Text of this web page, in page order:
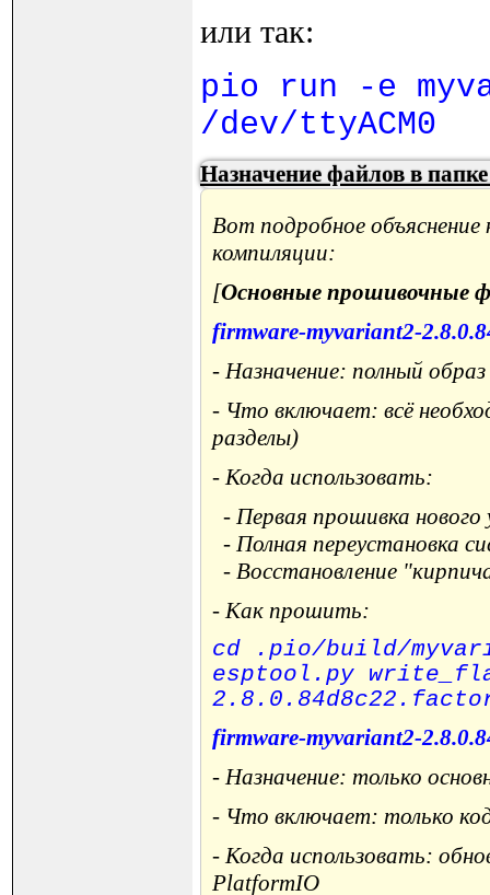
или так:
pio run -e
/dev/ttyACM0
Назначение файлов в
Вот подробное
компиляции:
[Основные прошивочные
firmware-myvariant2-
- Назначение: полный
- Что включает: всё
разделы)
- Когда использовать:
- Первая прошивка
- Полная переустановка
- Восстановление
- Как прошить:
cd .pio/build/
esptool.py
firmware-myvariant2-
- Назначение: только
- Что включает: только
- Когда использовать:
PlatformIO